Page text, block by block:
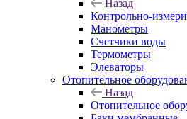
Назад
Контрольно-
Манометры
Счетчики воды
Термометры
Элеваторы
Отопительное
Назад
Отопительное